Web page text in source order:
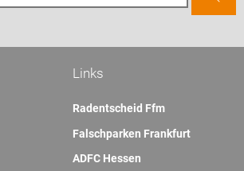
Links
Radentscheid Ffm
Falschparken Frankfurt
ADFC Hessen